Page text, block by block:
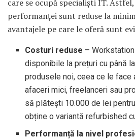
care se ocupă specialiști IT.
performanței sunt reduse la
avantajele pe care le oferă sunt
Costuri reduse –
disponibile la prețuri cu până
produsele noi, ceea ce le face
afaceri mici, freelanceri sau
să plătești 10.000 de lei
obține o variantă refurbished
Performanță la nivel